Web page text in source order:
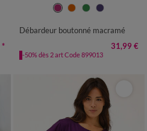
*
38/40 42/44
Débardeur boutonné macramé
31,99 €
-50% dès 2 art Code 899013